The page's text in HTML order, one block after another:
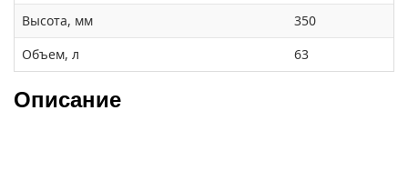
Высота, мм
350
Объем, л
63
Описание